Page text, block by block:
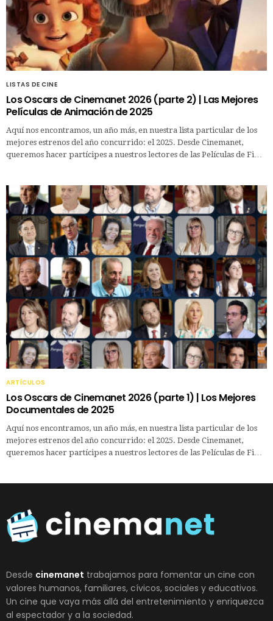
LISTAS DE CINE
Los Oscars de Cinemanet 2026 (parte 2) | Las Mejores
Películas de Animación de 2025
Aquí nos encontramos, un año más, en nuestra lista particular de los
mejores estrenos del año concurrido: el 2025. Desde Cinemanet,
queremos hacer partícipes a nuestros lectores de las Películas de Fi…
ARTÍCULOS
Los Oscars de Cinemanet 2026 (parte 1) | Los Mejores
Documentales de 2025
Aquí nos encontramos, un año más, en nuestra lista particular de los
mejores estrenos del año concurrido: el 2025. Desde Cinemanet,
queremos hacer partícipes a nuestros lectores de las Películas de Fi…
Desde cinemanet trabajamos para fomentar un cine con
valores humanos, familiares, cívicos, sociales y educativos.
Un cine que vaya más allá del entretenimiento y enriquezca
al espectador y a la sociedad.